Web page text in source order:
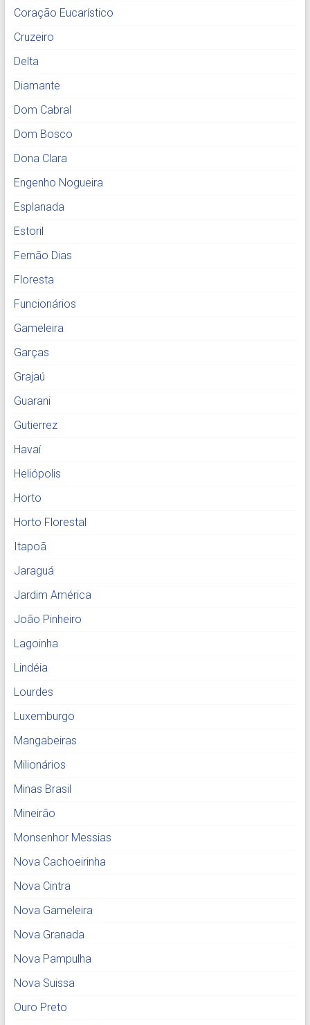
Coração Eucarístico
Cruzeiro
Delta
Diamante
Dom Cabral
Dom Bosco
Dona Clara
Engenho Nogueira
Esplanada
Estoril
Fernão Dias
Floresta
Funcionários
Gameleira
Garças
Grajaú
Guarani
Gutierrez
Havaí
Heliópolis
Horto
Horto Florestal
Itapoã
Jaraguá
Jardim América
João Pinheiro
Lagoinha
Lindéia
Lourdes
Luxemburgo
Mangabeiras
Milionários
Minas Brasil
Mineirão
Monsenhor Messias
Nova Cachoeirinha
Nova Cintra
Nova Gameleira
Nova Granada
Nova Pampulha
Nova Suissa
Ouro Preto